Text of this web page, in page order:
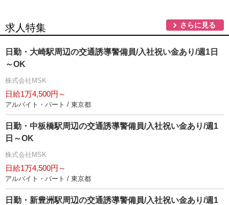
求人特集 さらに見る
日勤・大崎駅周辺の交通誘導警備員/入社祝い金あり/週1日
～OK
株式会社MSK
日給1万4,500円～
アルバイト・パート / 東京都
日勤・中板橋駅周辺の交通誘導警備員/入社祝い金あり/週1
日～OK
株式会社MSK
日給1万4,500円～
アルバイト・パート / 東京都
日勤・新豊洲駅周辺の交通誘導警備員/入社祝い金あり/週1